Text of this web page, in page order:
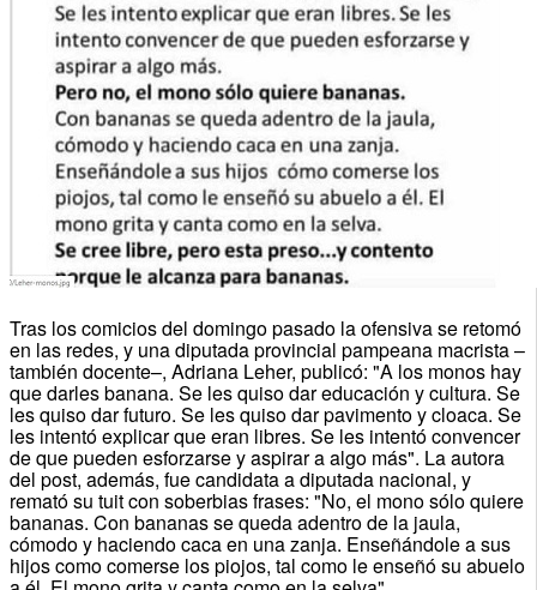
Tras los comicios del domingo pasado la ofensiva se retomó
en las redes, y una diputada provincial pampeana macrista –
también docente–, Adriana Leher, publicó: "A los monos hay
que darles banana. Se les quiso dar educación y cultura. Se
les quiso dar futuro. Se les quiso dar pavimento y cloaca. Se
les intentó explicar que eran libres. Se les intentó convencer
de que pueden esforzarse y aspirar a algo más". La autora
del post, además, fue candidata a diputada nacional, y
remató su tuit con soberbias frases: "No, el mono sólo quiere
bananas. Con bananas se queda adentro de la jaula,
cómodo y haciendo caca en una zanja. Enseñándole a sus
hijos como comerse los piojos, tal como le enseñó su abuelo